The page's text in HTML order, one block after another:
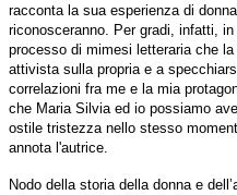
racconta la sua esperienza di
riconosceranno. Per gradi, infatti, in
processo di mimesi letteraria che
attivista sulla propria e a
correlazioni fra me e la mia
che Maria Silvia ed io possiamo
ostile tristezza nello stesso
annota l'autrice.
Nodo della storia della donna e